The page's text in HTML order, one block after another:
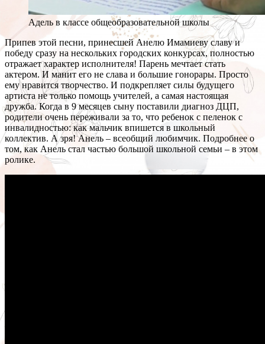
Адель в классе общеобразовательной школы
Припев этой песни, принесшей Анелю Имамиеву славу и
победу сразу на нескольких городских конкурсах, полностью
отражает характер исполнителя! Парень мечтает стать
актером. И манит его не слава и большие гонорары. Просто
ему нравится творчество. И подкрепляет силы будущего
артиста не только помощь учителей, а самая настоящая
дружба. Когда в 9 месяцев сыну поставили диагноз ДЦП,
родители очень переживали за то, что ребенок с пеленок с
инвалидностью: как мальчик впишется в школьный
коллектив. А зря! Анель – всеобщий любимчик. Подробнее о
том, как Анель стал частью большой школьной семьи – в этом
ролике.